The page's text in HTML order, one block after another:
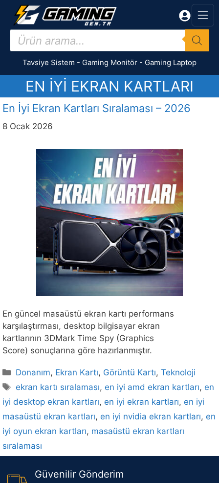
İçeriğe
Products
search
Tavsiye Sistem - Gaming Monitör - Gaming Laptop
EN IYI EKRAN KARTLARI
En İyi Ekran Kartları Sıralaması – 2026
8 Ocak 2026
En güncel masaüstü ekran kartı performans
karşılaştırması, desktop bilgisayar ekran
kartlarının 3DMark Time Spy (Graphics
Score) sonuçlarına göre hazırlanmıştır.
Kategoriler
Donanım, Ekran Kartı, Görüntü Kartı,Teknoloji
Etiketler
ekran kartı sıralaması, en iyi amd ekran kartları, en
iyi desktop ekran kartları, en iyi ekran kartları, en iyi
masaüstü ekran kartları, en iyi nvidia ekran kartları, en
iyi oyun ekran kartları, masaüstü ekran kartları
sıralaması
Güvenilir Gönderim